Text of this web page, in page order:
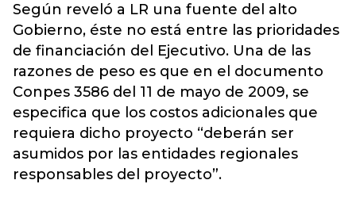
Según reveló a LR una fuente del alto
Gobierno, éste no está entre las prioridades
de financiación del Ejecutivo. Una de las
razones de peso es que en el documento
Conpes 3586 del 11 de mayo de 2009, se
especifica que los costos adicionales que
requiera dicho proyecto “deberán ser
asumidos por las entidades regionales
responsables del proyecto”.